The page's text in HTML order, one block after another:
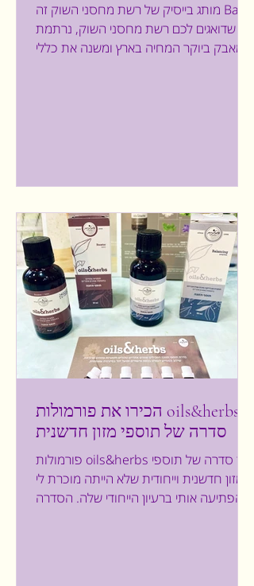
מותג בייסיק של רשת מחסני השוק זה Basic
שדואגים לכם רשת מחסני השוק, נרתמת
למאבק ביוקר המחיה בארץ ומשנה את כללי
הכירו את פורמולות oils&herbs-
סדרה של תוספי מזון חדשנית
פורמולות oils&herbs הן סדרה של תוספי
מזון חדשנית וייחודית שלא הייתה מוכרת לי
והפתיעה אותי ברעיון הייחודי שלה. הסדרה